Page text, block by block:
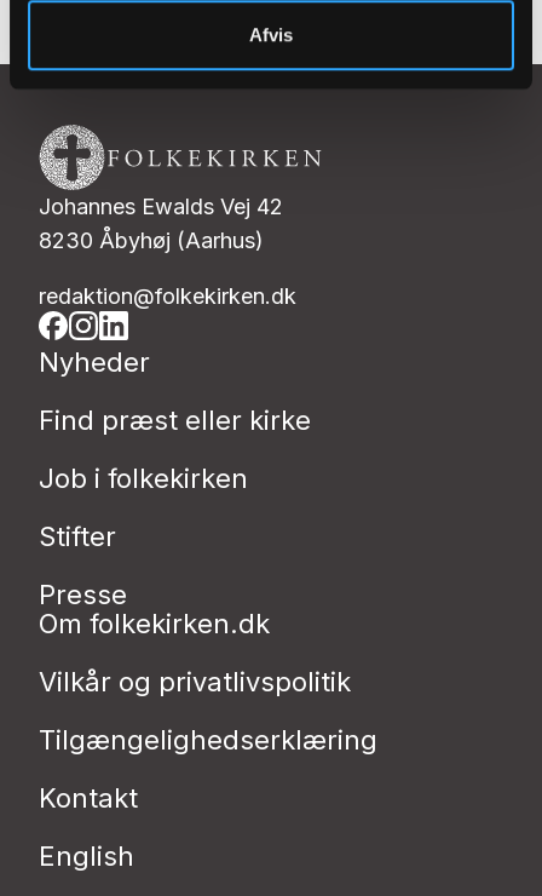
Afvis
Johannes Ewalds Vej 42
8230 Åbyhøj (Aarhus)
redaktion@folkekirken.dk
Nyheder
Find præst eller kirke
Job i folkekirken
Stifter
Presse
Om folkekirken.dk
Vilkår og privatlivspolitik
Tilgængelighedserklæring
Kontakt
English